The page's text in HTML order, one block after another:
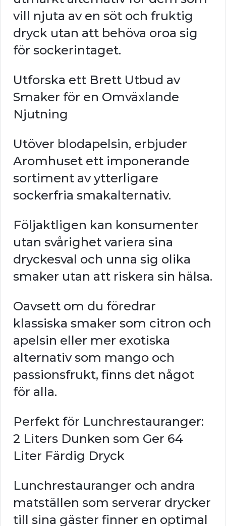
vill njuta av en söt och fruktig
dryck utan att behöva oroa sig
för sockerintaget.
Utforska ett Brett Utbud av
Smaker för en Omväxlande
Njutning
Utöver blodapelsin, erbjuder
Aromhuset ett imponerande
sortiment av ytterligare
sockerfria smakalternativ.
Följaktligen kan konsumenter
utan svårighet variera sina
dryckesval och unna sig olika
smaker utan att riskera sin hälsa.
Oavsett om du föredrar
klassiska smaker som citron och
apelsin eller mer exotiska
alternativ som mango och
passionsfrukt, finns det något
för alla.
Perfekt för Lunchrestauranger:
2 Liters Dunken som Ger 64
Liter Färdig Dryck
Lunchrestauranger och andra
matställen som serverar drycker
till sina gäster finner en optimal